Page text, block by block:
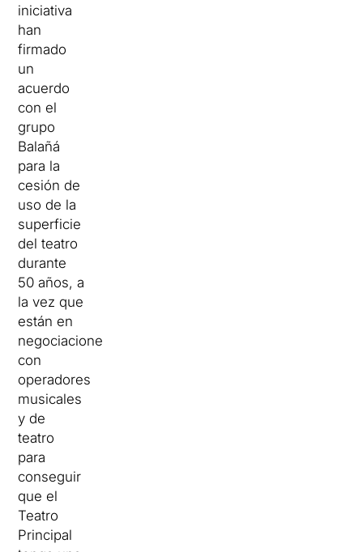
iniciativa
han
firmado
un
acuerdo
con el
grupo
Balañá
para la
cesión de
uso de la
superficie
del teatro
durante
50 años, a
la vez que
están en
negociaciones
con
operadores
musicales
y de
teatro
para
conseguir
que el
Teatro
Principal